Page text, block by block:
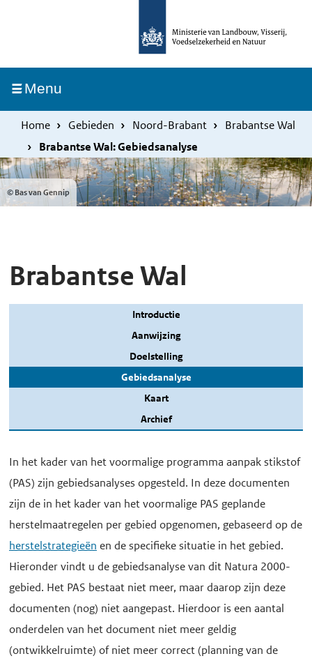
inhoud
gaan
MenuIngeklapt
Home Gebieden Noord-Brabant
Brabantse Wal
Brabantse Wal: Gebiedsanalyse
© Bas van Gennip
Brabantse Wal
Introductie
Aanwijzing
Doelstelling
Gebiedsanalyse
Kaart
Archief
In het kader van het voormalige programma aanpak stikstof
(PAS) zijn gebiedsanalyses opgesteld. In deze documenten
zijn de in het kader van het voormalige PAS geplande
herstelmaatregelen per gebied opgenomen, gebaseerd op de
herstelstrategieën en de specifieke situatie in het gebied.
Hieronder vindt u de gebiedsanalyse van dit Natura 2000-
gebied. Het PAS bestaat niet meer, maar daarop zijn deze
documenten (nog) niet aangepast. Hierdoor is een aantal
onderdelen van het document niet meer geldig
(ontwikkelruimte) of niet meer correct (planning van de